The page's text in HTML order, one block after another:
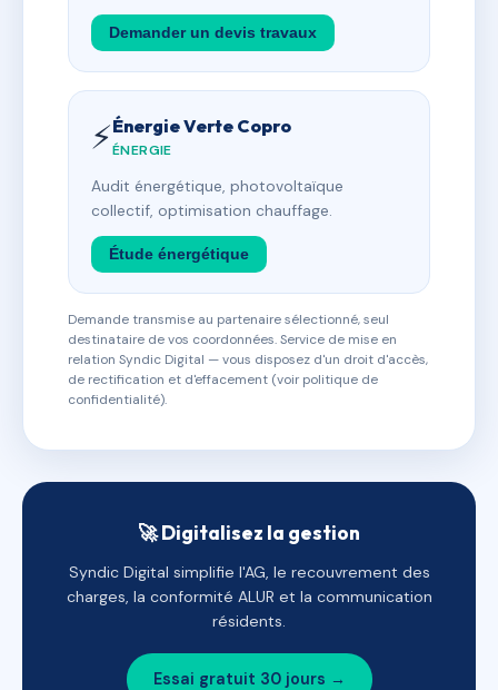
Demander un devis travaux
⚡Énergie Verte Copro
ÉNERGIE
Audit énergétique, photovoltaïque
collectif, optimisation chauffage.
Étude énergétique
Demande transmise au partenaire sélectionné, seul
destinataire de vos coordonnées. Service de mise en
relation Syndic Digital — vous disposez d'un droit d'accès,
de rectification et d'effacement (voir politique de
confidentialité).
🚀 Digitalisez la gestion
Syndic Digital simplifie l'AG, le recouvrement des
charges, la conformité ALUR et la communication
résidents.
Essai gratuit 30 jours →